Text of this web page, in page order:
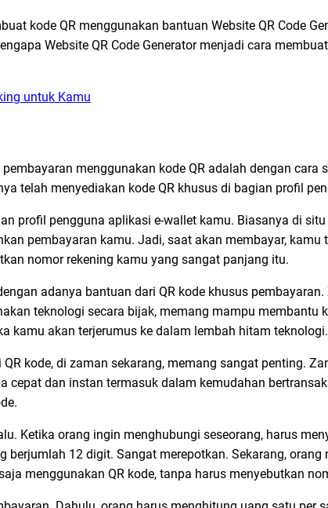
kode QR menggunakan bantuan Website QR Code
Website QR Code Generator menjadi cara
untuk Kamu
menggunakan kode QR adalah dengan cara
telah menyediakan kode QR khusus di bagian profil
profil pengguna aplikasi e-wallet kamu. Biasanya di
pembayaran kamu. Jadi, saat akan membayar, kamu
nomor rekening kamu yang sangat panjang itu.
adanya bantuan dari QR kode khusus
teknologi secara bijak, memang mampu membantu
kamu akan terjerumus ke dalam lembah hitam teknologi.
kode, di zaman sekarang, memang sangat penting.
cepat dan instan termasuk dalam kemudahan
Ketika orang ingin menghubungi seseorang, harus
berjumlah 12 digit. Sangat merepotkan. Sekarang,
menggunakan QR kode, tanpa harus menyebutkan